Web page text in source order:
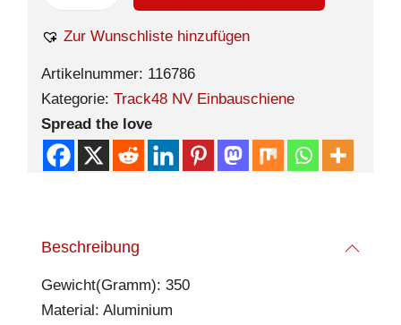
Zur Wunschliste hinzufügen
Artikelnummer: 116786
Kategorie: Track48 NV Einbauschiene
Spread the love
Beschreibung
Gewicht(Gramm): 350
Material: Aluminium